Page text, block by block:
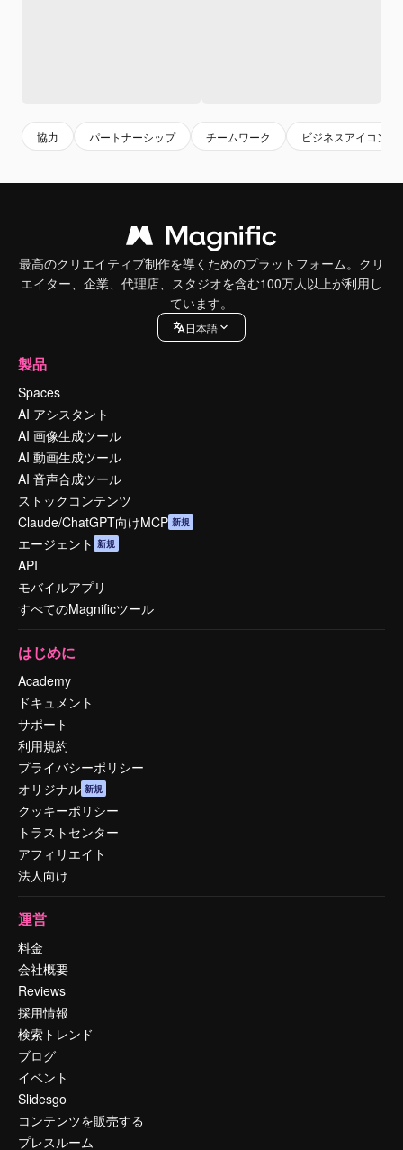
協力 パートナーシップ チームワーク ビジネスアイコン
最高のクリエイティブ制作を導くためのプラットフォーム。クリ
エイター、企業、代理店、スタジオを含む100万人以上が利用し
ています。
日本語
製品
Spaces
AI アシスタント
AI 画像生成ツール
AI 動画生成ツール
AI 音声合成ツール
ストックコンテンツ
Claude/ChatGPT向けMCP 新規
エージェント 新規
API
モバイルアプリ
すべてのMagnificツール
はじめに
Academy
ドキュメント
サポート
利用規約
プライバシーポリシー
オリジナル 新規
クッキーポリシー
トラストセンター
アフィリエイト
法人向け
運営
料金
会社概要
Reviews
採用情報
検索トレンド
ブログ
イベント
Slidesgo
コンテンツを販売する
プレスルーム